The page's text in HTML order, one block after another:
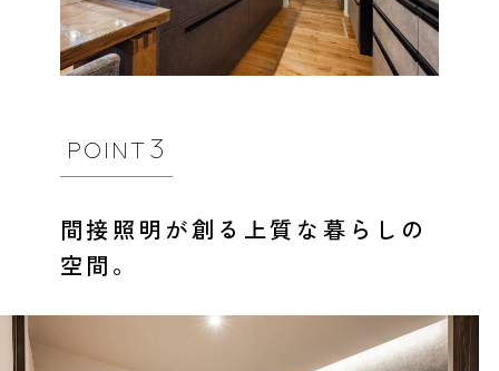
POINT3
間接照明が創る上質な暮らしの
空間。